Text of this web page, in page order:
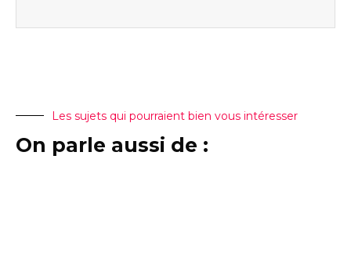
Les sujets qui pourraient bien vous intéresser
On parle aussi de :